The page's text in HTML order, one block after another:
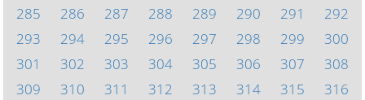
285
286 287 288 289 290 291
292
293
294 295 296 297 298 299
300
301
302 303 304 305 306 307
308
309
310 311 312 313 314 315
316